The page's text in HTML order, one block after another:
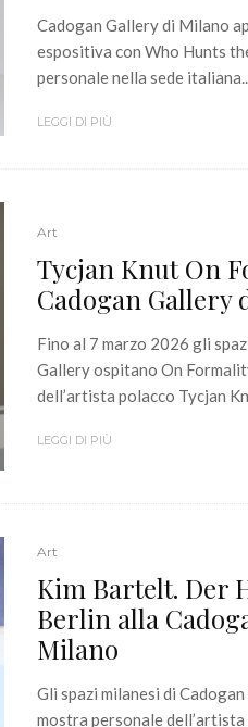
Cadogan Gallery di Milano
espositiva con Who Hunts
personale nella sede
LEGGI DI PIÙ
Art
Tycjan Knut On
Cadogan Gallery
Fino al 7 marzo 2026 gli
Gallery ospitano On
dell’artista polacco Tycjan
LEGGI DI PIÙ
Art
Kim Bartelt. Der
Berlin alla
Milano
Gli spazi milanesi di
mostra personale